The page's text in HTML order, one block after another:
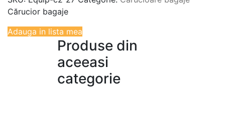
Cărucior bagaje
Adauga in lista mea
Produse din
aceeasi
categorie